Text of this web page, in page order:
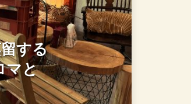
する
マと